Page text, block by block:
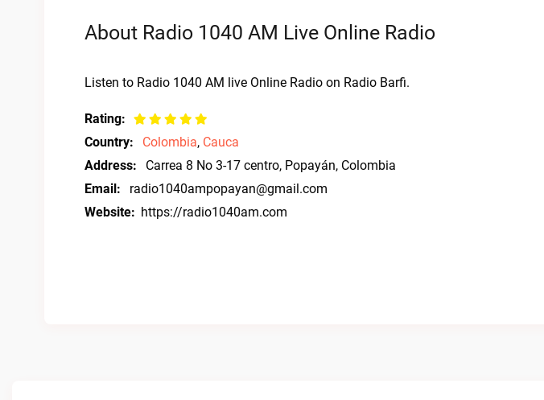
About Radio 1040 AM Live Online Radio
Listen to Radio 1040 AM live Online Radio on Radio Barfi.
Rating:
Country:
Colombia, Cauca
Address:
Carrea 8 No 3-17 centro, Popayán, Colombia
Email:
radio1040ampopayan@gmail.com
Website: https://radio1040am.com